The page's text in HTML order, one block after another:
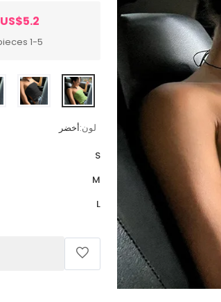
US$5.2
1-5 pieces
لون:أخضر
S
M
L